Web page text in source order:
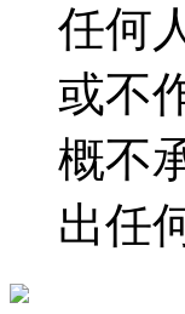
任何
或不
概不
出任